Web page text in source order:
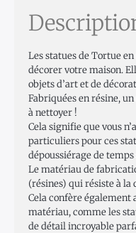
Les statues de Tortue
décorer votre maison.
objets d’art et de
Fabriquées en résine,
à nettoyer !
Cela signifie que vous
particuliers pour ces
dépoussiérage de
Le matériau de
(résines) qui résiste à la
Cela confère
matériau, comme les
de détail incroyable